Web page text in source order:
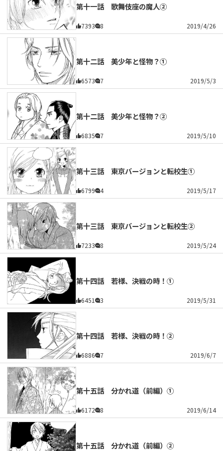
第十一話 歌舞伎座の魔人②
7393 8 2019/4/26
第十二話 美少年と怪物？①
6573 7 2019/5/3
第十二話 美少年と怪物？②
6835 7 2019/5/10
第十三話 東京バージョンと転校生①
6799 4 2019/5/17
第十三話 東京バージョンと転校生②
7233 8 2019/5/24
第十四話 若様、決戦の時！①
6451 3 2019/5/31
第十四話 若様、決戦の時！②
6886 7 2019/6/7
第十五話 分かれ道（前編）①
6172 8 2019/6/14
第十五話 分かれ道（前編）②